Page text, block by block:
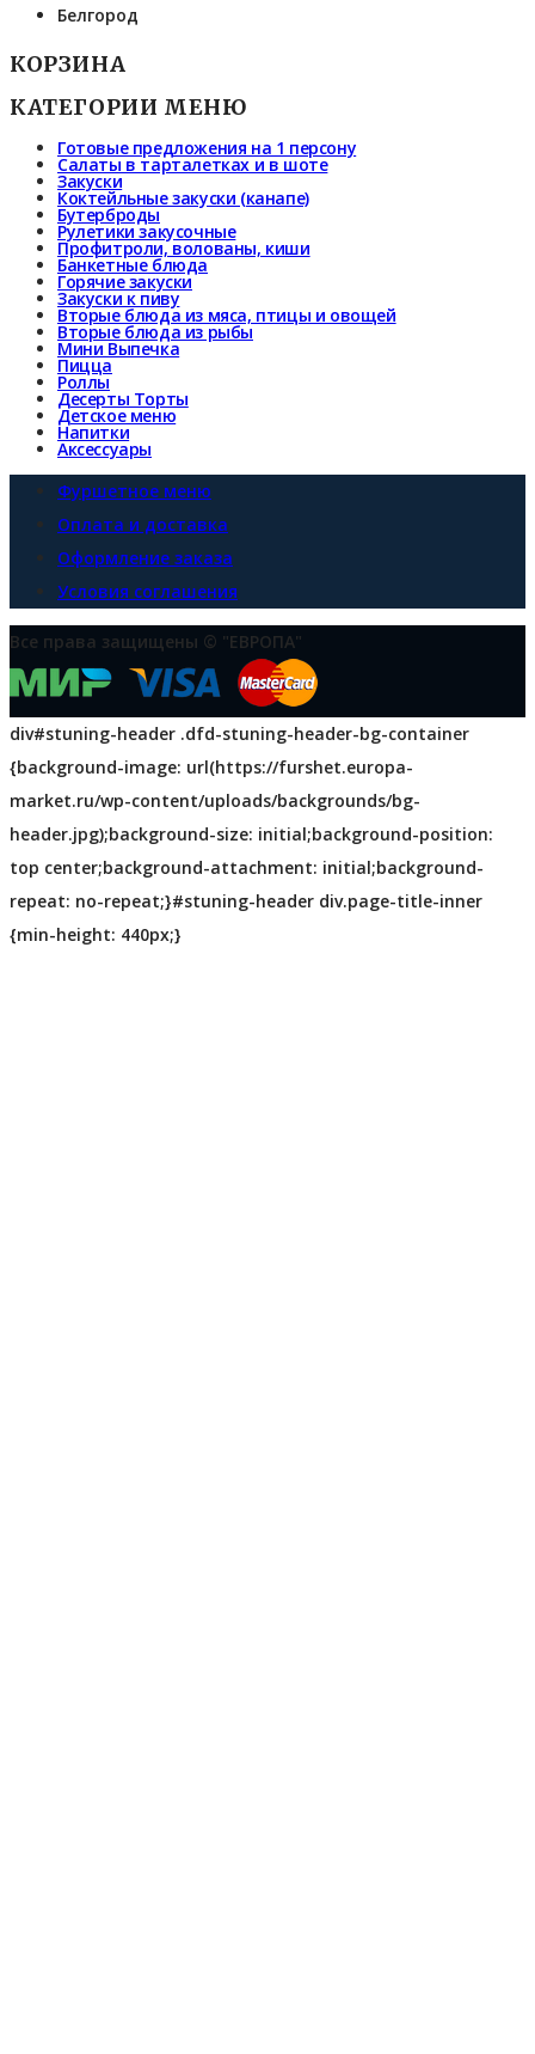
Белгород
КОРЗИНА
КАТЕГОРИИ МЕНЮ
Готовые предложения на 1 персону
Салаты в тарталетках и в шоте
Закуски
Коктейльные закуски (канапе)
Бутерброды
Рулетики закусочные
Профитроли, волованы, киши
Банкетные блюда
Горячие закуски
Закуски к пиву
Вторые блюда из мяса, птицы и овощей
Вторые блюда из рыбы
Мини Выпечка
Пицца
Роллы
Десерты Торты
Детское меню
Напитки
Аксессуары
Фуршетное меню
Оплата и доставка
Оформление заказа
Условия соглашения
Все права защищены © "ЕВРОПА"
div#stuning-header .dfd-stuning-header-bg-container
{background-image: url(https://furshet.europa-
market.ru/wp-content/uploads/backgrounds/bg-
header.jpg);background-size: initial;background-position:
top center;background-attachment: initial;background-
repeat: no-repeat;}#stuning-header div.page-title-inner
{min-height: 440px;}